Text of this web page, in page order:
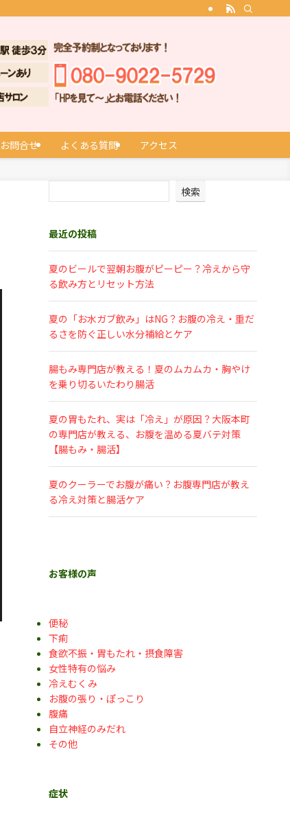
お問合せ よくある質問 アクセス
検索
最近の投稿
夏のビールで翌朝お腹がピーピー？冷えから守
る飲み方とリセット方法
夏の「お水ガブ飲み」はNG？お腹の冷え・重だ
るさを防ぐ正しい水分補給とケア
腸もみ専門店が教える！夏のムカムカ・胸やけ
を乗り切るいたわり腸活
夏の胃もたれ、実は「冷え」が原因？大阪本町
の専門店が教える、お腹を温める夏バテ対策
【腸もみ・腸活】
夏のクーラーでお腹が痛い？お腹専門店が教え
る冷え対策と腸活ケア
お客様の声
便秘
下痢
食欲不振・胃もたれ・摂食障害
女性特有の悩み
冷えむくみ
お腹の張り・ぽっこり
腹痛
自立神経のみだれ
その他
症状